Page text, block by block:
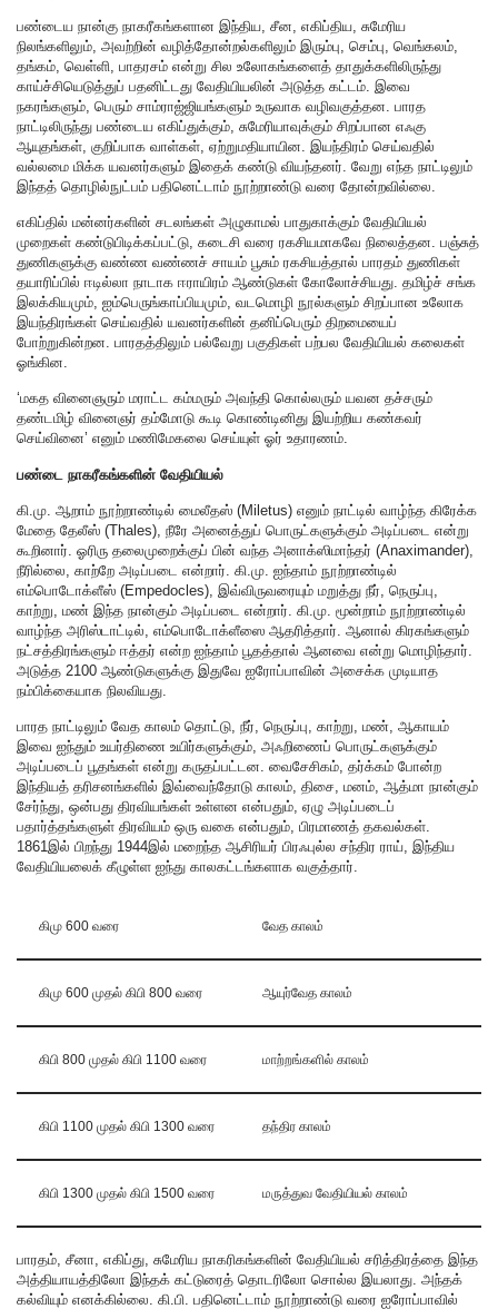
பண்டைய நான்கு நாகரீகங்களான இந்திய, சீன, எகிப்திய, சுமேரிய
நிலங்களிலும், அவற்றின் வழித்தோன்றல்களிலும் இரும்பு, செம்பு, வெங்கலம்,
தங்கம், வெள்ளி, பாதரசம் என்று சில உலோகங்களைத் தாதுக்களிலிருந்து
காய்ச்சியெடுத்துப் பதனிட்டது வேதியியலின் அடுத்த கட்டம். இவை
நகரங்களும், பெரும் சாம்ராஜ்ஜியங்களும் உருவாக வழிவகுத்தன. பாரத
நாட்டிலிருந்து பண்டைய எகிப்துக்கும், சுமேரியாவுக்கும் சிறப்பான எஃகு
ஆயுதங்கள், குறிப்பாக வாள்கள், ஏற்றுமதியாயின. இயந்திரம் செய்வதில்
வல்லமை மிக்க யவனர்களும் இதைக் கண்டு வியந்தனர். வேறு எந்த நாட்டிலும்
இந்தத் தொழில்நுட்பம் பதினெட்டாம் நூற்றாண்டு வரை தோன்றவில்லை.
எகிப்தில் மன்னர்களின் சடலங்கள் அழுகாமல் பாதுகாக்கும் வேதியியல்
முறைகள் கண்டுபிடிக்கப்பட்டு, கடைசி வரை ரகசியமாகவே நிலைத்தன. பஞ்சுத்
துணிகளுக்கு வண்ண வண்ணச் சாயம் பூசும் ரகசியத்தால் பாரதம் துணிகள்
தயாரிப்பில் ஈடில்லா நாடாக ஈராயிரம் ஆண்டுகள் கோலோச்சியது. தமிழ்ச் சங்க
இலக்கியமும், ஐம்பெருங்காப்பியமும், வடமொழி நூல்களும் சிறப்பான உலோக
இயந்திரங்கள் செய்வதில் யவனர்களின் தனிப்பெரும் திறமையைப்
போற்றுகின்றன. பாரதத்திலும் பல்வேறு பகுதிகள் பற்பல வேதியியல் கலைகள்
ஓங்கின.
‘மகத வினைஞரும் மராட்ட கம்மரும் அவந்தி கொல்லரும் யவன தச்சரும்
தண்டமிழ் வினைஞர் தம்மோடு கூடி கொண்டினிது இயற்றிய கண்கவர்
செய்வினை’ எனும் மணிமேகலை செய்யுள் ஓர் உதாரணம்.
பண்டை நாகரீகங்களின் வேதியியல்
கி.மு. ஆறாம் நூற்றாண்டில் மைலீதஸ் (Miletus) எனும் நாட்டில் வாழ்ந்த கிரேக்க
மேதை தேலீஸ் (Thales), நீரே அனைத்துப் பொருட்களுக்கும் அடிப்படை என்று
கூறினார். ஓரிரு தலைமுறைக்குப் பின் வந்த அனாக்ஸிமாந்தர் (Anaximander),
நீரில்லை, காற்றே அடிப்படை என்றார். கி.மு. ஐந்தாம் நூற்றாண்டில்
எம்பொடோக்ளீஸ் (Empedocles), இவ்விருவரையும் மறுத்து நீர், நெருப்பு,
காற்று, மண் இந்த நான்கும் அடிப்படை என்றார். கி.மு. மூன்றாம் நூற்றாண்டில்
வாழ்ந்த அரிஸ்டாட்டில், எம்பொடோக்ளீஸை ஆதரித்தார். ஆனால் கிரகங்களும்
நட்சத்திரங்களும் ஈத்தர் என்ற ஐந்தாம் பூதத்தால் ஆனவை என்று மொழிந்தார்.
அடுத்த 2100 ஆண்டுகளுக்கு இதுவே ஐரோப்பாவின் அசைக்க முடியாத
நம்பிக்கையாக நிலவியது.
பாரத நாட்டிலும் வேத காலம் தொட்டு, நீர், நெருப்பு, காற்று, மண், ஆகாயம்
இவை ஐந்தும் உயர்திணை உயிர்களுக்கும், அஃறிணைப் பொருட்களுக்கும்
அடிப்படைப் பூதங்கள் என்று கருதப்பட்டன. வைசேசிகம், தர்க்கம் போன்ற
இந்தியத் தரிசனங்களில் இவ்வைந்தோடு காலம், திசை, மனம், ஆத்மா நான்கும்
சேர்ந்து, ஒன்பது திரவியங்கள் உள்ளன என்பதும், ஏழு அடிப்படைப்
பதார்த்தங்களுள் திரவியம் ஒரு வகை என்பதும், பிரமாணத் தகவல்கள்.
1861இல் பிறந்து 1944இல் மறைந்த ஆசிரியர் பிரஃபுல்ல சந்திர ராய், இந்திய
வேதியியலைக் கீழுள்ள ஐந்து காலகட்டங்களாக வகுத்தார்.
கிமு 600 வரை வேத காலம்
கிமு 600 முதல் கிபி 800 வரை ஆயுர்வேத காலம்
கிபி 800 முதல் கிபி 1100 வரை மாற்றங்களில் காலம்
கிபி 1100 முதல் கிபி 1300 வரை தந்திர காலம்
கிபி 1300 முதல் கிபி 1500 வரை மருத்துவ வேதியியல் காலம்
பாரதம், சீனா, எகிப்து, சுமேரிய நாகரிகங்களின் வேதியியல் சரித்திரத்தை இந்த
அத்தியாயத்திலோ இந்தக் கட்டுரைத் தொடரிலோ சொல்ல இயலாது. அந்தக்
கல்வியும் எனக்கில்லை. கி.பி. பதினெட்டாம் நூற்றாண்டு வரை ஐரோப்பாவில்